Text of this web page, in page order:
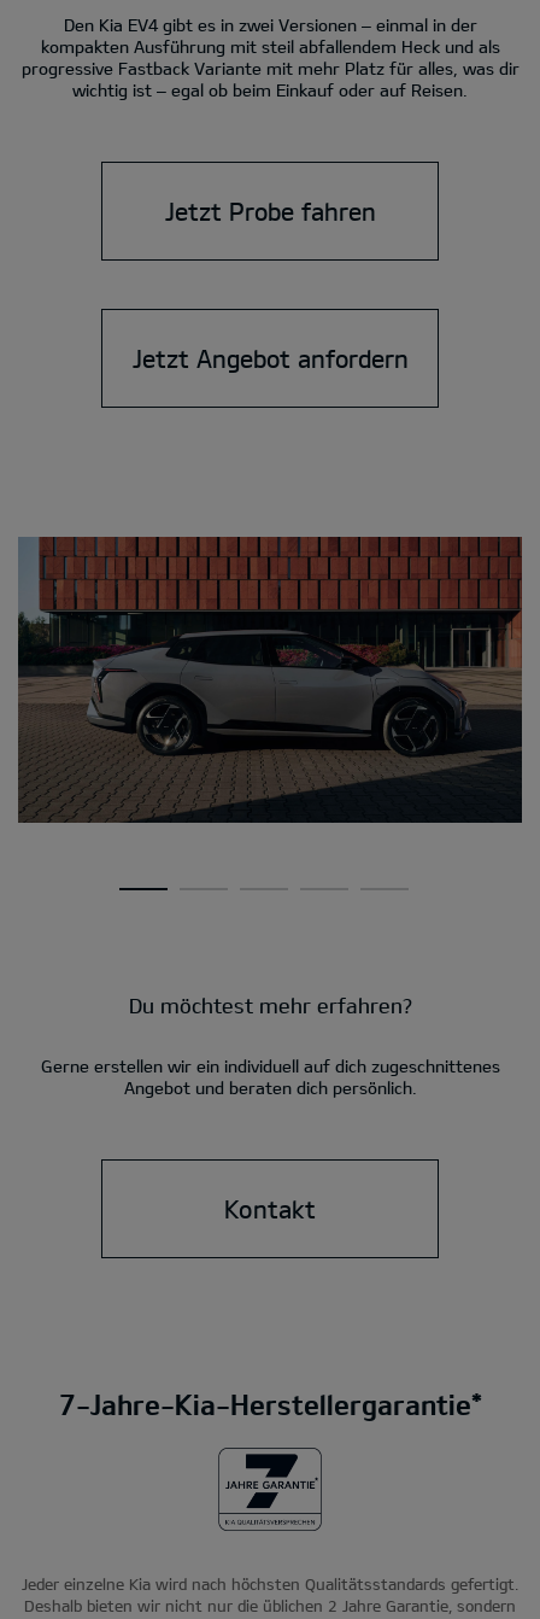
Den Kia EV4 gibt es in zwei Versionen – einmal in der
kompakten Ausführung mit steil abfallendem Heck und als
progressive Fastback Variante mit mehr Platz für alles, was dir
wichtig ist – egal ob beim Einkauf oder auf Reisen.
Jetzt Probe fahren
Jetzt Angebot anfordern
Du möchtest mehr erfahren?
Gerne erstellen wir ein individuell auf dich zugeschnittenes
Angebot und beraten dich persönlich.
Kontakt
7-Jahre-Kia-Herstellergarantie*
Jeder einzelne Kia wird nach höchsten Qualitätsstandards gefertigt.
Deshalb bieten wir nicht nur die üblichen 2 Jahre Garantie, sondern